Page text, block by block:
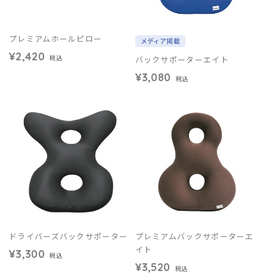
プレミアムホールピロー
¥2,420 税込
メディア掲載
バックサポーターエイト
¥3,080 税込
ドライバーズバックサポーター
¥3,300 税込
プレミアムバックサポーターエ
イト
¥3,520 税込